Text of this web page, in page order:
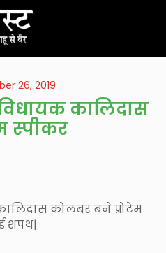
26, 2019
विधायक कालिदास
स्पीकर
कालिदास कोलंबर बने प्रोटेम
शपथ|